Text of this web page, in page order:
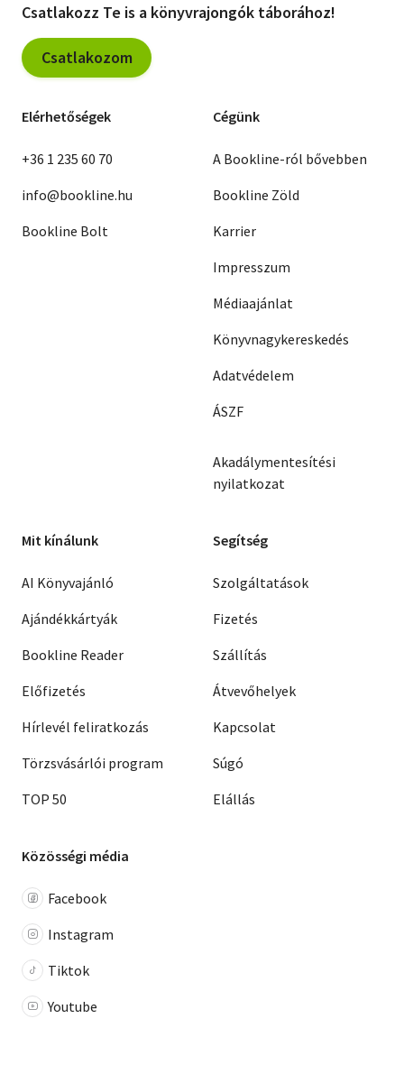
Csatlakozz Te is a könyvrajongók táborához!
Csatlakozom
Elérhetőségek
+36 1 235 60 70
info@bookline.hu
Bookline Bolt
Cégünk
A Bookline-ról bővebben
Bookline Zöld
Karrier
Impresszum
Médiaajánlat
Könyvnagykereskedés
Adatvédelem
ÁSZF
Akadálymentesítési
nyilatkozat
Mit kínálunk
AI Könyvajánló
Ajándékkártyák
Bookline Reader
Előfizetés
Hírlevél feliratkozás
Törzsvásárlói program
TOP 50
Segítség
Szolgáltatások
Fizetés
Szállítás
Átvevőhelyek
Kapcsolat
Súgó
Elállás
Közösségi média
Facebook
Instagram
Tiktok
Youtube